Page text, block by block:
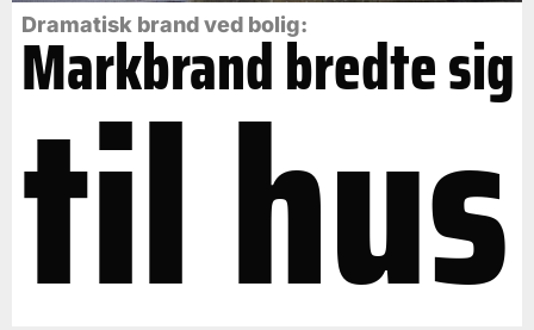
Dramatisk brand ved bolig:
Markbrand bredte sig
til hus